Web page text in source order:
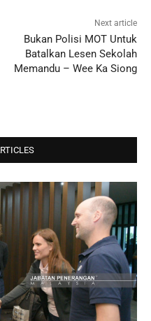
Next article
Bukan Polisi MOT Untuk
Batalkan Lesen Sekolah
Memandu – Wee Ka Siong